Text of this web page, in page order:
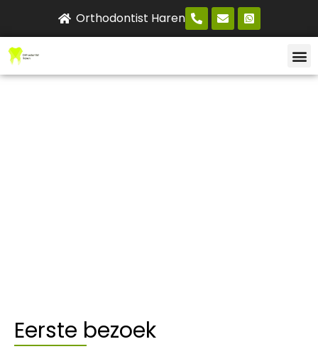
Orthodontist Haren
Eerste bezoek